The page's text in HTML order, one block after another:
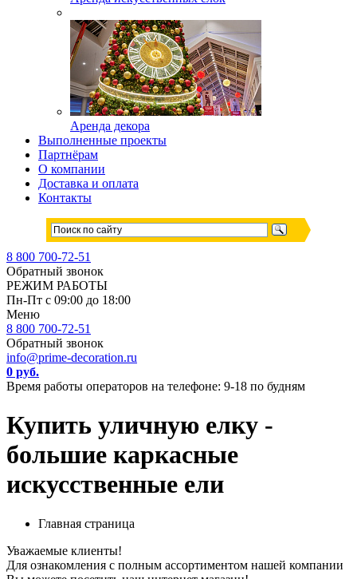
Аренда декора
Выполненные проекты
Партнёрам
О компании
Доставка и оплата
Контакты
8 800 700-72-51
Обратный звонок
РЕЖИМ РАБОТЫ
Пн-Пт с 09:00 до 18:00
Меню
8 800 700-72-51
Обратный звонок
info@prime-decoration.ru
0 руб.
Время работы операторов на телефоне: 9-18 по будням
Купить уличную елку -
большие каркасные
искусственные ели
Главная страница
Уважаемые клиенты!
Для ознакомления с полным ассортиментом нашей компании